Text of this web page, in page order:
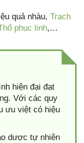
quả nhàu, Trạch
phục linh,…
hiện đại đạt
Với các quy
ưu việt có hiệu
dược tự nhiên